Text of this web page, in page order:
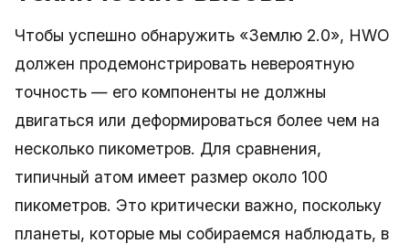
Чтобы успешно обнаружить «Землю 2.0», HWO
должен продемонстрировать невероятную
точность — его компоненты не должны
двигаться или деформироваться более чем на
несколько пикометров. Для сравнения,
типичный атом имеет размер около 100
пикометров. Это критически важно, поскольку
планеты, которые мы собираемся наблюдать, в